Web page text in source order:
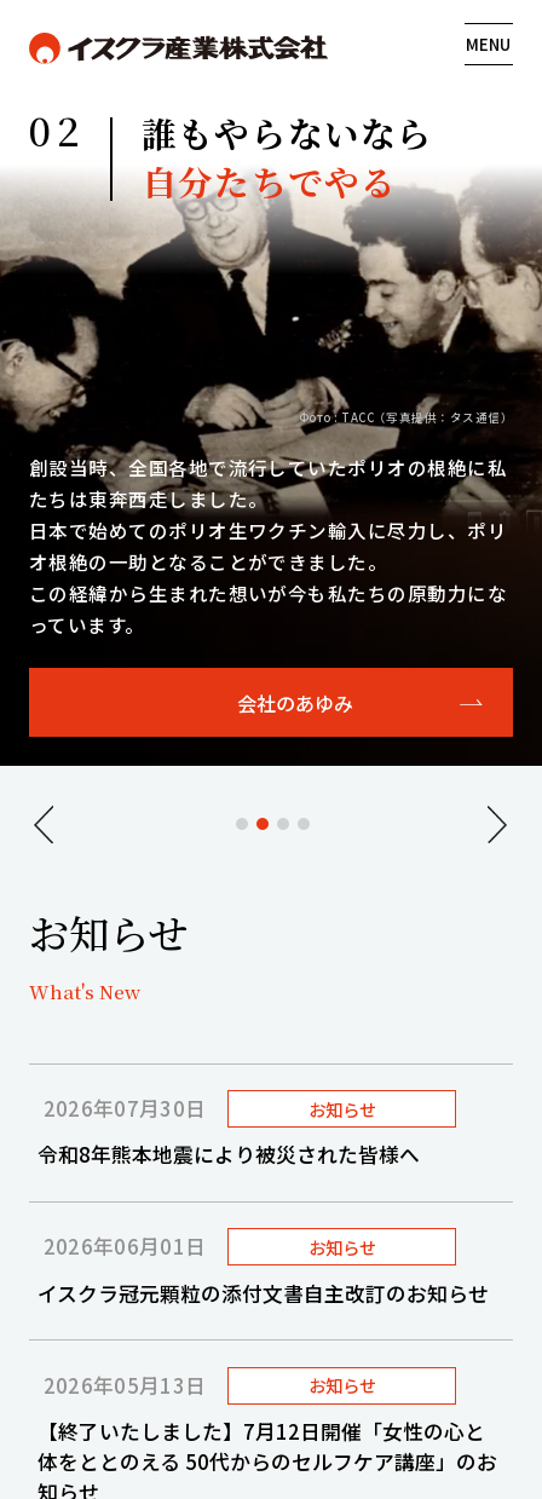
MENU
02
誰もやらないなら
自分たちでやる
創設当時、全国各地で流行していたポリオの根絶に私
たちは東奔西走しました。
日本で始めてのポリオ生ワクチン輸入に尽力し、ポリ
オ根絶の一助となることができました。
この経緯から生まれた想いが今も私たちの原動力にな
っています。
Фото : ТАСС（写真提供：タス通信）
会社のあゆみ
お知らせ
What's New
2026年07月30日 お知らせ
令和8年熊本地震により被災された皆様へ
2026年06月01日 お知らせ
イスクラ冠元顆粒の添付文書自主改訂のお知らせ
2026年05月13日 お知らせ
【終了いたしました】7月12日開催「女性の心と
体をととのえる 50代からのセルフケア講座」のお
知らせ